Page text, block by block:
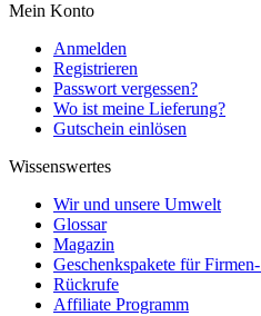
Mein Konto
Anmelden
Registrieren
Passwort vergessen?
Wo ist meine Lieferung?
Gutschein einlösen
Wissenswertes
Wir und unsere Umwelt
Glossar
Magazin
Geschenkspakete für
Rückrufe
Affiliate Programm